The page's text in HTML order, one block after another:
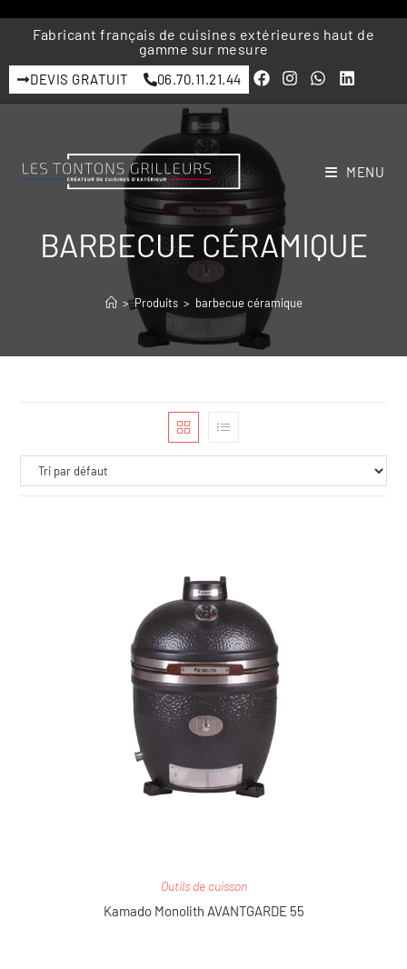
Fabricant français de cuisines extérieures haut de
gamme sur mesure
DEVIS GRATUIT 06.70.11.21.44
MENU
BARBECUE CÉRAMIQUE
> Produits > barbecue céramique
Outils de cuisson
Kamado Monolith AVANTGARDE 55